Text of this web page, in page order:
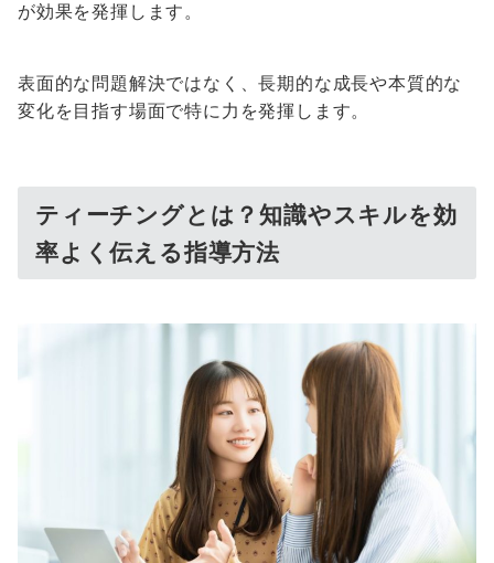
が効果を発揮します。
表面的な問題解決ではなく、長期的な成長や本質的な
変化を目指す場面で特に力を発揮します。
ティーチングとは？知識やスキルを効
率よく伝える指導方法